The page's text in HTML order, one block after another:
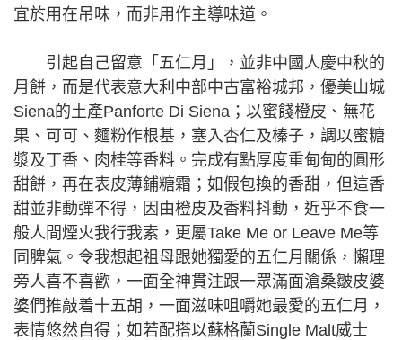
宜於用在吊味，而非用作主導味道。
引起自己留意「五仁月」，並非中國人慶中秋的
月餅，而是代表意大利中部中古富裕城邦，優美山城
Siena的土產Panforte Di Siena；以蜜餞橙皮、無花
果、可可、麵粉作根基，塞入杏仁及榛子，調以蜜糖
漿及丁香、肉桂等香料。完成有點厚度重甸甸的圓形
甜餅，再在表皮薄鋪糖霜；如假包換的香甜，但這香
甜並非動彈不得，因由橙皮及香料抖動，近乎不食一
般人間煙火我行我素，更屬Take Me or Leave Me等
同脾氣。令我想起祖母跟她獨愛的五仁月關係，懶理
旁人喜不喜歡，一面全神貫注跟一眾滿面滄桑皺皮婆
婆們推敲着十五胡，一面滋味咀嚼她最愛的五仁月，
表情悠然自得；如若配搭以蘇格蘭Single Malt威士